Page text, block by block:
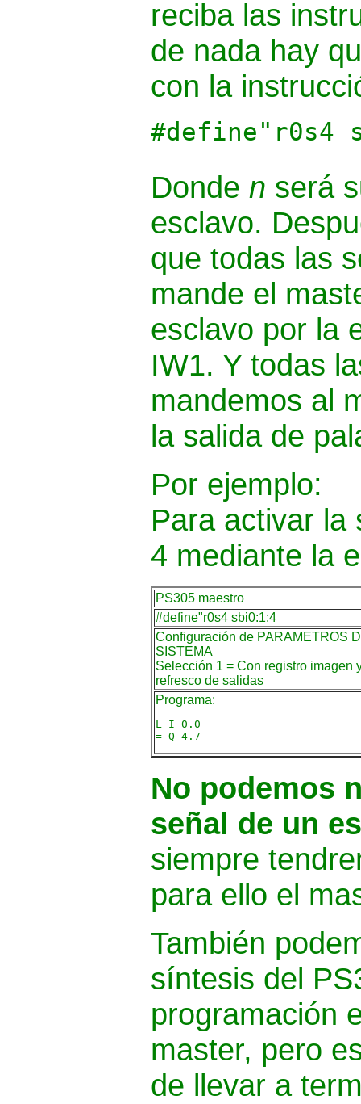
reciba las
de nada hay
con la
#define"r0s4
Donde n será
esclavo.
que todas las
mande el
esclavo por la
IW1. Y todas
mandemos al
la salida de
Por ejemplo:
Para activar la
4 mediante la
PS305 maestro
#define"r0s4 sbi0:1:4
Configuración de PARAMETROS
SISTEMA
Selección 1 = Con registro imagen
refresco de salidas
Programa:
L I 0.0
= Q 4.7
No podemos
señal de un
siempre
para ello el
También
síntesis del
programación
master, pero
de llevar a